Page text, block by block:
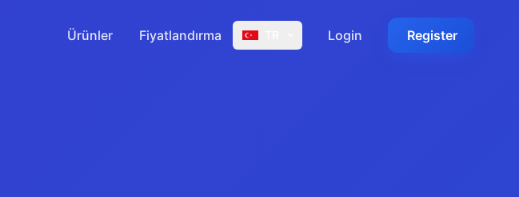
Ürünler Fiyatlandırma Login Register